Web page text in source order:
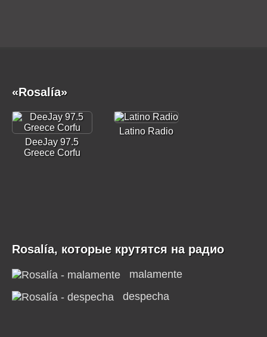
«Rosalía»
DeeJay 97.5
Greece Corfu
Latino Radio
Rosalía, которые крутятся на радио
malamente
despecha